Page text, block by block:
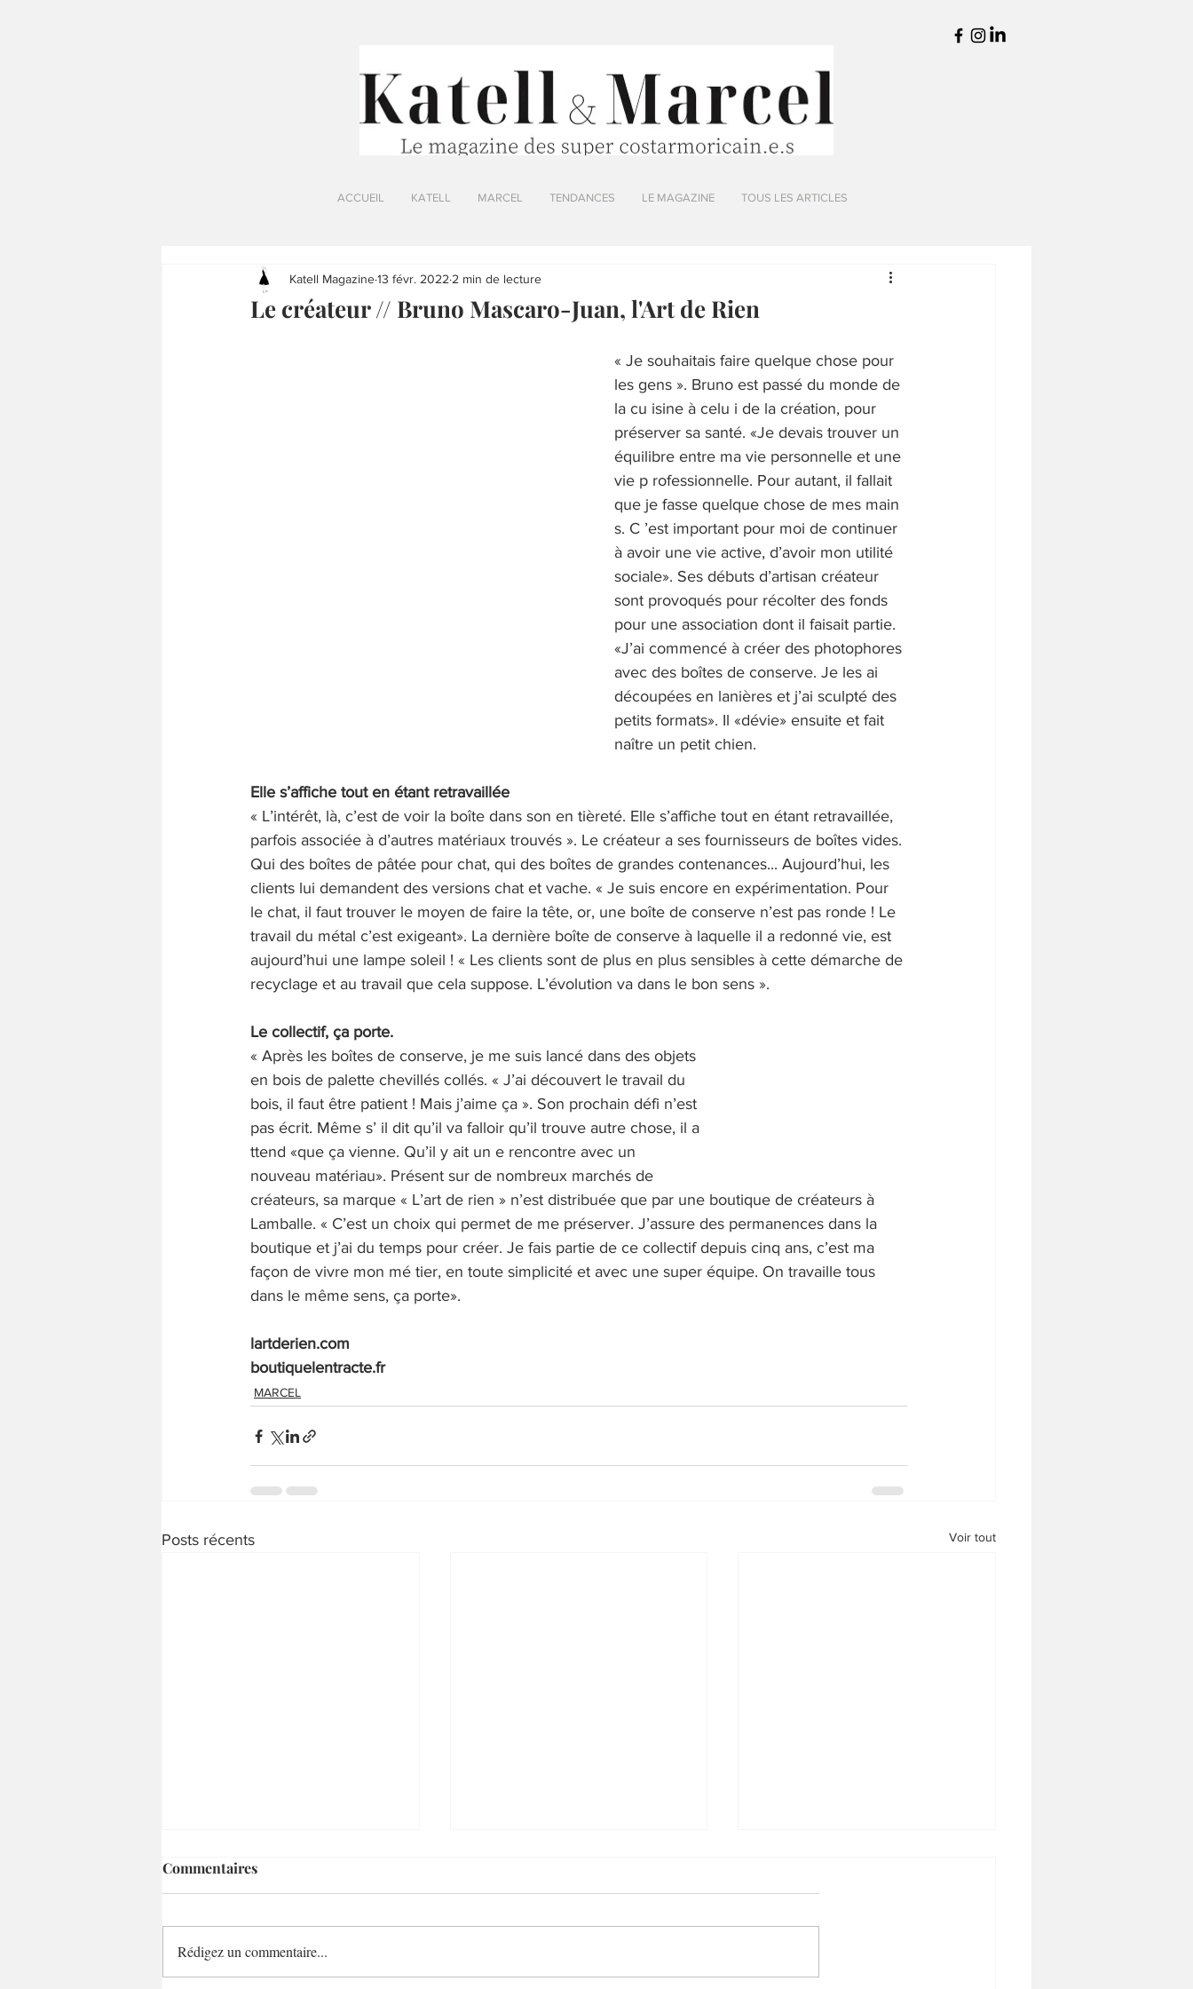
ACCUEIL KATELL MARCEL TENDANCES LE MAGAZINE TOUS LES ARTICLES
Le créateur // Bruno Mascaro-Juan, l'Art de Rien
Katell Magazine13 févr. 2022 2 min de lecture
« Je souhaitais faire quelque chose pour
les gens ». Bruno est passé du monde de
la cu isine à celu i de la création, pour
préserver sa santé. «Je devais trouver un
équilibre entre ma vie personnelle et une
vie p rofessionnelle. Pour autant, il fallait
que je fasse quelque chose de mes main
s. C ’est important pour moi de continuer
à avoir une vie active, d’avoir mon utilité
sociale». Ses débuts d’artisan créateur
sont provoqués pour récolter des fonds
pour une association dont il faisait partie.
«J’ai commencé à créer des photophores
avec des boîtes de conserve. Je les ai
découpées en lanières et j’ai sculpté des
petits formats». Il «dévie» ensuite et fait
naître un petit chien.
Elle s’affiche tout en étant retravaillée
« L’intérêt, là, c’est de voir la boîte dans son en tièreté. Elle s’affiche tout en étant retravaillée,
parfois associée à d’autres matériaux trouvés ». Le créateur a ses fournisseurs de boîtes vides.
Qui des boîtes de pâtée pour chat, qui des boîtes de grandes contenances... Aujourd’hui, les
clients lui demandent des versions chat et vache. « Je suis encore en expérimentation. Pour
le chat, il faut trouver le moyen de faire la tête, or, une boîte de conserve n’est pas ronde ! Le
travail du métal c’est exigeant». La dernière boîte de conserve à laquelle il a redonné vie, est
aujourd’hui une lampe soleil ! « Les clients sont de plus en plus sensibles à cette démarche de
recyclage et au travail que cela suppose. L’évolution va dans le bon sens ».
Le collectif, ça porte.
« Après les boîtes de conserve, je me suis lancé dans des objets
en bois de palette chevillés collés. « J’ai découvert le travail du
bois, il faut être patient ! Mais j’aime ça ». Son prochain défi n’est
pas écrit. Même s’ il dit qu’il va falloir qu’il trouve autre chose, il a
ttend «que ça vienne. Qu’il y ait un e rencontre avec un
nouveau matériau». Présent sur de nombreux marchés de
créateurs, sa marque « L’art de rien » n’est distribuée que par une boutique de créateurs à
Lamballe. « C’est un choix qui permet de me préserver. J’assure des permanences dans la
boutique et j’ai du temps pour créer. Je fais partie de ce collectif depuis cinq ans, c’est ma
façon de vivre mon mé tier, en toute simplicité et avec une super équipe. On travaille tous
dans le même sens, ça porte».
lartderien.com
boutiquelentracte.fr
MARCEL
Posts récents Voir tout
Commentaires
Rédigez un commentaire...